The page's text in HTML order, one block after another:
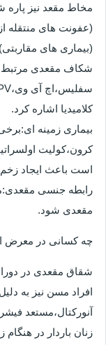
مخاط مقعد نیز پاره
(بیماری های
شکاف مقعدی مرتبط
کلامیدیا اشاره کرد.
بیماری زمینه
کرون،کولیت
است باعث ایجاد
رابطه جنسی
مقعدی شود.
چه کسانی در معرض
شقاق مقعدی در
افراد مسن نیز به
آنورکتال،مستعد
زنان باردار در